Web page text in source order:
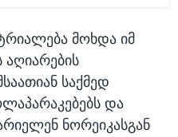
მოხდა იმ
საქმედ
და
ნორეიკასგან